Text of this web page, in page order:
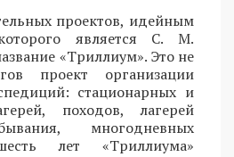
проектов, идейным
является С. М.
«Триллиум». Это не
проект организации
стационарных и
походов, лагерей
многодневных
лет «Триллиума»